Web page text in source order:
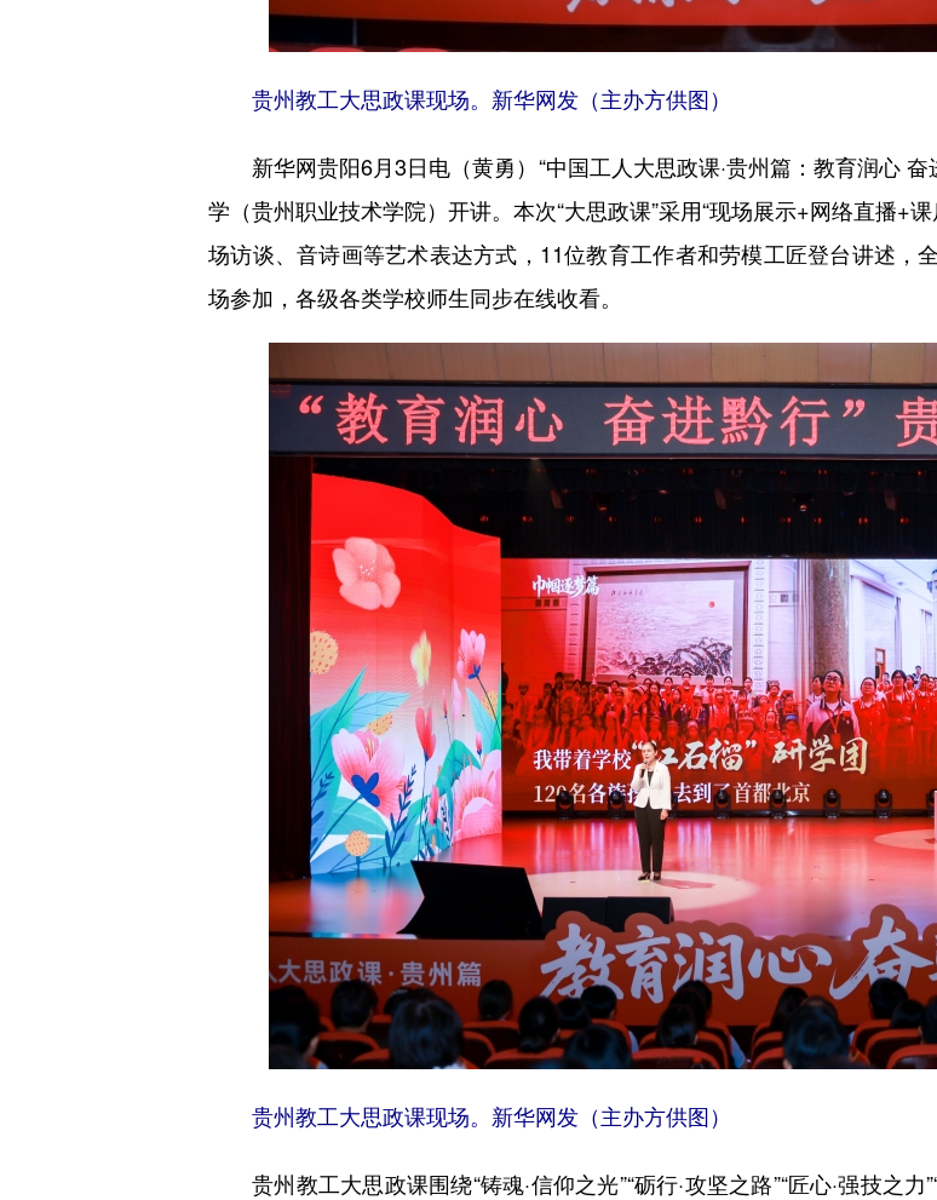
贵州教工大思政课现场。新华网发（主办方供图）
新华网贵阳6月3日电（黄勇）“中国工人大思政课·贵州篇：教育润心
学（贵州职业技术学院）开讲。本次“大思政课”采用“现场展示+网络直播+
场访谈、音诗画等艺术表达方式，11位教育工作者和劳模工匠登台讲述，
场参加，各级各类学校师生同步在线收看。
贵州教工大思政课现场。新华网发（主办方供图）
贵州教工大思政课围绕“铸魂·信仰之光”“砺行·攻坚之路”“匠心·强技之